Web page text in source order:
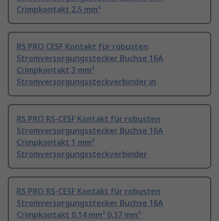
Crimpkontakt 2.5 mm²
RS PRO CESF Kontakt für robusten
Stromversorgungsstecker Buchse 16A
Crimpkontakt 3 mm²
Stromversorgungssteckverbinder in
RS PRO RS-CESF Kontakt für robusten
Stromversorgungsstecker Buchse 16A
Crimpkontakt 1 mm²
Stromversorgungssteckverbinder
RS PRO RS-CESF Kontakt für robusten
Stromversorgungsstecker Buchse 16A
Crimpkontakt 0.14 mm² 0.37 mm²